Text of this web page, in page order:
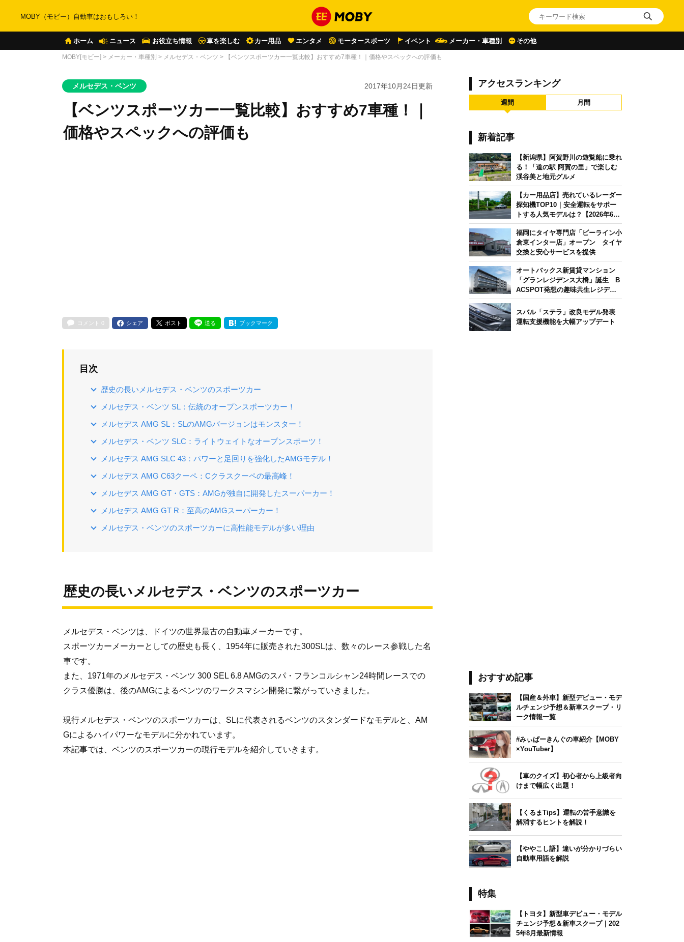
MOBY（モビー）自動車はおもしろい！
ホーム ニュース お役立ち情報 車を楽しむ カー用品 エンタメ モータースポーツ イベント メーカー・車種別 その他
MOBY[モビー] > メーカー・車種別 > メルセデス・ベンツ > 【ベンツスポーツカー一覧比較】おすすめ7車種！｜価格やスペックへの評価も
メルセデス・ベンツ 2017年10月24日更新
【ベンツスポーツカー一覧比較】おすすめ7車種！｜
価格やスペックへの評価も
コメント 0 シェア ポスト 送る ブックマーク
目次
歴史の長いメルセデス・ベンツのスポーツカー
メルセデス・ベンツ SL：伝統のオープンスポーツカー！
メルセデス AMG SL：SLのAMGバージョンはモンスター！
メルセデス・ベンツ SLC：ライトウェイトなオープンスポーツ！
メルセデス AMG SLC 43：パワーと足回りを強化したAMGモデル！
メルセデス AMG C63クーペ：Cクラスクーペの最高峰！
メルセデス AMG GT・GTS：AMGが独自に開発したスーパーカー！
メルセデス AMG GT R：至高のAMGスーパーカー！
メルセデス・ベンツのスポーツカーに高性能モデルが多い理由
歴史の長いメルセデス・ベンツのスポーツカー
メルセデス・ベンツは、ドイツの世界最古の自動車メーカーです。
スポーツカーメーカーとしての歴史も長く、1954年に販売された300SLは、数々のレース参戦した名
車です。
また、1971年のメルセデス・ベンツ 300 SEL 6.8 AMGのスパ・フランコルシャン24時間レースでの
クラス優勝は、後のAMGによるベンツのワークスマシン開発に繋がっていきました。
現行メルセデス・ベンツのスポーツカーは、SLに代表されるベンツのスタンダードなモデルと、AM
Gによるハイパワーなモデルに分かれています。
本記事では、ベンツのスポーツカーの現行モデルを紹介していきます。
アクセスランキング
週間 月間
新着記事
【新潟県】阿賀野川の遊覧船に乗れ
る！「道の駅 阿賀の里」で楽しむ
渓谷美と地元グルメ
【カー用品店】売れているレーダー
探知機TOP10｜安全運転をサポー
トする人気モデルは？【2026年6月
版】
福岡にタイヤ専門店「ビーライン小
倉東インター店」オープン タイヤ
交換と安心サービスを提供
オートバックス新賃貸マンション
「グランレジデンス大橋」誕生 B
ACSPOT発想の趣味共生レジデン
ス
スバル「ステラ」改良モデル発表
運転支援機能を大幅アップデート
おすすめ記事
【国産＆外車】新型デビュー・モデ
ルチェンジ予想＆新車スクープ・リ
ーク情報一覧
#みぃぱーきんぐの車紹介【MOBY
×YouTuber】
【車のクイズ】初心者から上級者向
けまで幅広く出題！
【くるまTips】運転の苦手意識を
解消するヒントを解説！
【ややこし語】違いが分かりづらい
自動車用語を解説
特集
【トヨタ】新型車デビュー・モデル
チェンジ予想＆新車スクープ｜202
5年8月最新情報